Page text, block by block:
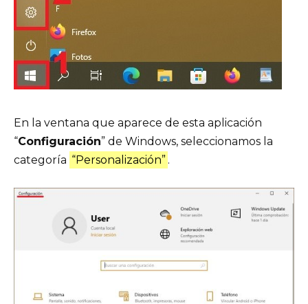
En la ventana que aparece de esta aplicación
“Configuración” de Windows, seleccionamos la
categoría “Personalización” .